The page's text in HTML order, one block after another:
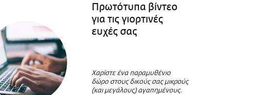
Πρωτότυπα βίντεο
για τις γιορτινές
ευχές σας
Χαρίστε ένα παραμυθένιο
δώρο στους δικούς σας μικρούς
(και μεγάλους) αγαπημένους.